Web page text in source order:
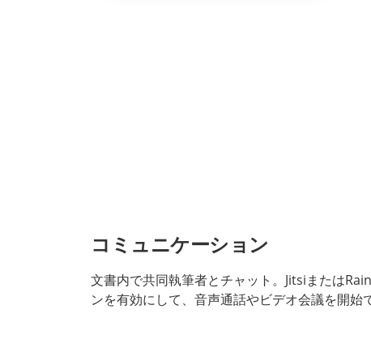
コミュニケーション
文書内で共同執筆者とチャット。Jitsiまたは
ンを有効にして、音声通話やビデオ会議を開始